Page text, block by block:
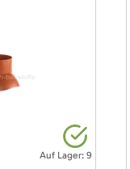
Auf Lager: 9